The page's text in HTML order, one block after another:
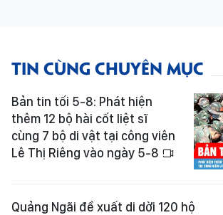
TIN CÙNG CHUYÊN MỤC
Bản tin tối 5-8: Phát hiện
thêm 12 bộ hài cốt liệt sĩ
cùng 7 bộ di vật tại công viên
Lê Thị Riêng vào ngày 5-8
Quảng Ngãi đề xuất di dời 120 hộ